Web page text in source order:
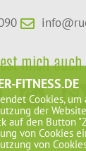
mich
FITNESS.DE
Cookies, um
der
auf den Button
von Cookies
von